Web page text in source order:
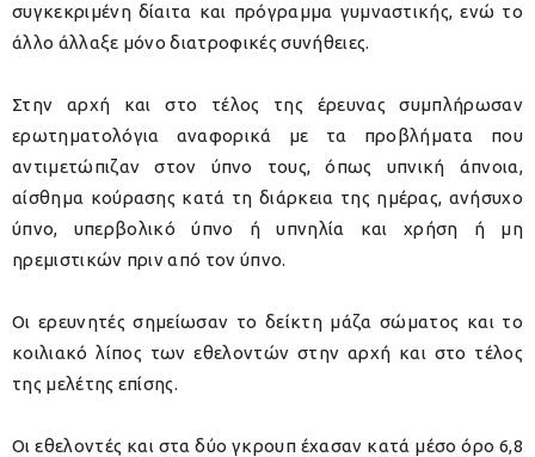
συγκεκριμένη δίαιτα και πρόγραμμα γυμναστικής, ενώ το
άλλο άλλαξε μόνο διατροφικές συνήθειες.
Στην αρχή και στο τέλος της έρευνας συμπλήρωσαν
ερωτηματολόγια αναφορικά με τα προβλήματα που
αντιμετώπιζαν στον ύπνο τους, όπως υπνική άπνοια,
αίσθημα κούρασης κατά τη διάρκεια της ημέρας, ανήσυχο
ύπνο, υπερβολικό ύπνο ή υπνηλία και χρήση ή μη
ηρεμιστικών πριν από τον ύπνο.
Οι ερευνητές σημείωσαν το δείκτη μάζα σώματος και το
κοιλιακό λίπος των εθελοντών στην αρχή και στο τέλος
της μελέτης επίσης.
Οι εθελοντές και στα δύο γκρουπ έχασαν κατά μέσο όρο 6,8